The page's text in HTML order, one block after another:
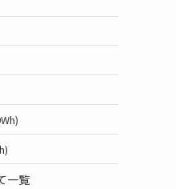
一覧